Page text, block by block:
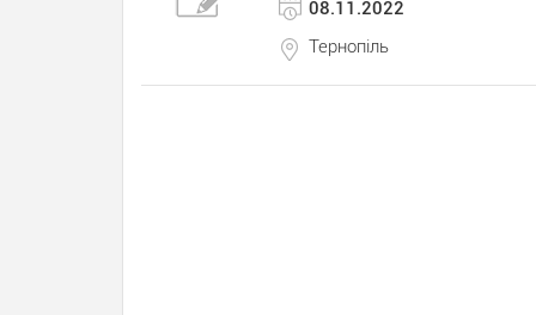
08.11.2022
Тернопіль